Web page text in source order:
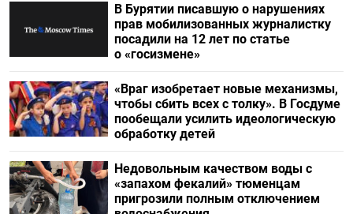
В Бурятии писавшую о нарушениях
прав мобилизованных журналистку
посадили на 12 лет по статье
о «госизмене»
«Враг изобретает новые механизмы,
чтобы сбить всех с толку». В Госдуме
пообещали усилить идеологическую
обработку детей
Недовольным качеством воды с
«запахом фекалий» тюменцам
пригрозили полным отключением